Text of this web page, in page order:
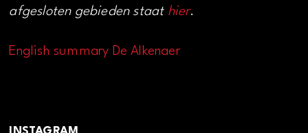
afgesloten gebieden staat hier.
English summary De Alkenaer